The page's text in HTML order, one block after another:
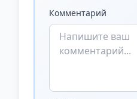
Комментарий